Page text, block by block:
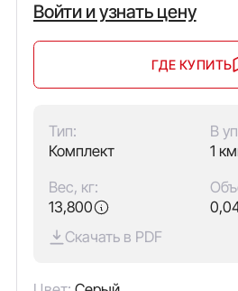
Войти и узнать цену
ГДЕ КУПИТЬ
Тип:
Комплект
В
1
Вес, кг:
13,800
Скачать в PDF